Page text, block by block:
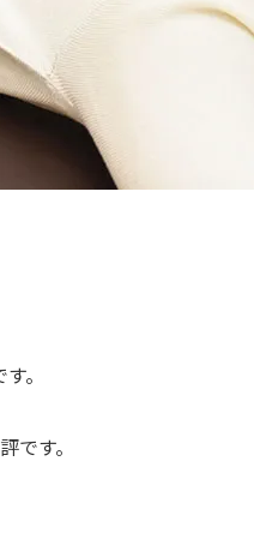
。
す。